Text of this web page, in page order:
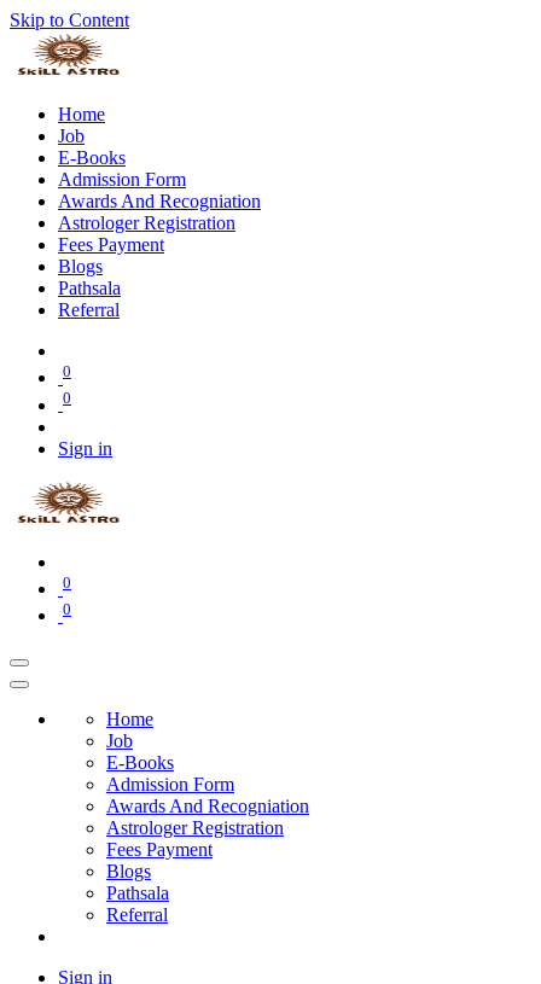
Skip to Content
Home
Job
E-Books
Admission Form
Awards And Recogniation
Astrologer Registration
Fees Payment
Blogs
Pathsala
Referral
0
0
Sign in
0
0
Home
Job
E-Books
Admission Form
Awards And Recogniation
Astrologer Registration
Fees Payment
Blogs
Pathsala
Referral
Sign in